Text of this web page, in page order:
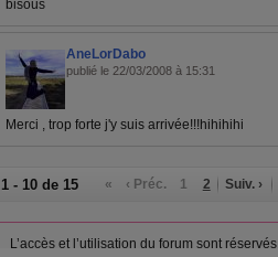
bisous
AneLorDabo
publié le 22/03/2008 à 15:31
Merci , trop forte j'y suis arrivée!!!hihihihi
1 - 10 de 15 « ‹ Préc. 1 2 Suiv. ›
L’accès et l’utilisation du forum sont